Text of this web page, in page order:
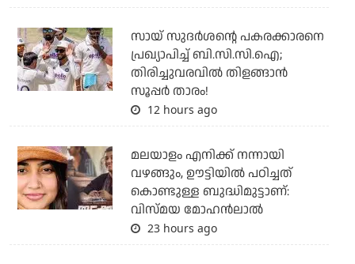
സായ് സുദര്‍ശന്റെ പകരക്കാരനെ
പ്രഖ്യാപിച്ച് ബി.സി.സി.ഐ;
തിരിച്ചുവരവില്‍ തിളങ്ങാന്‍
സൂപ്പര്‍ താരം!
12 hours ago
മലയാളം എനിക്ക് നന്നായി
വഴങ്ങും, ഊട്ടിയില്‍ പഠിച്ചത്
കൊണ്ടുള്ള ബുദ്ധിമുട്ടാണ്:
വിസ്മയ മോഹന്‍ലാല്‍
23 hours ago